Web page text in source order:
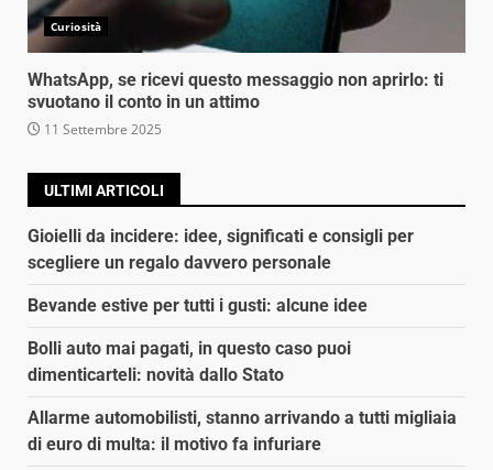
Curiosità
WhatsApp, se ricevi questo messaggio non aprirlo: ti
svuotano il conto in un attimo
11 Settembre 2025
ULTIMI ARTICOLI
Gioielli da incidere: idee, significati e consigli per
scegliere un regalo davvero personale
Bevande estive per tutti i gusti: alcune idee
Bolli auto mai pagati, in questo caso puoi
dimenticarteli: novità dallo Stato
Allarme automobilisti, stanno arrivando a tutti migliaia
di euro di multa: il motivo fa infuriare